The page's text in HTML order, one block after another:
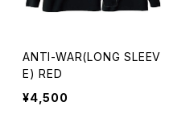
ANTI-WAR(LONG SLEEV
E) RED
¥4,500